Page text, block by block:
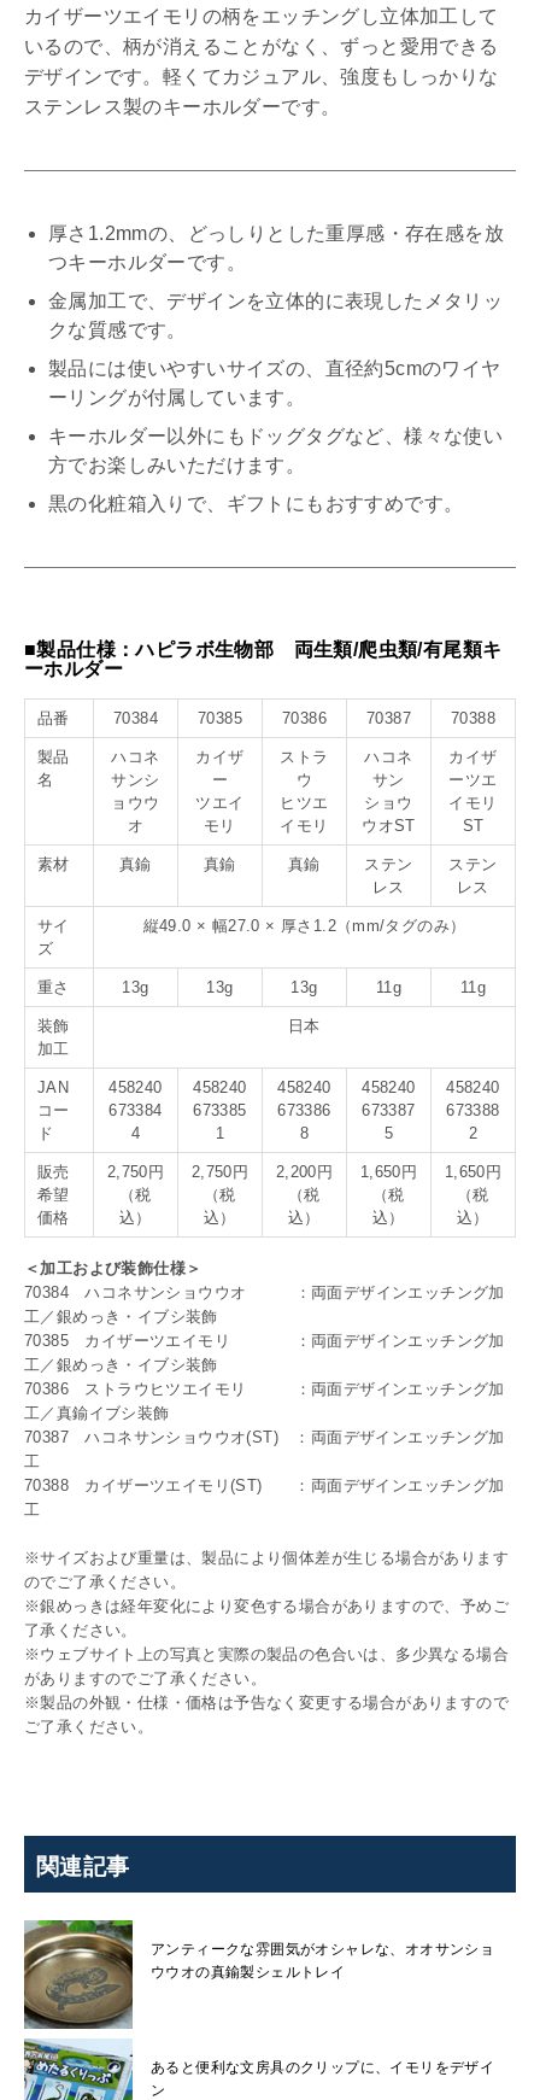
カイザーツエイモリの柄をエッチングし立体加工して
いるので、柄が消えることがなく、ずっと愛用できる
デザインです。軽くてカジュアル、強度もしっかりな
ステンレス製のキーホルダーです。
厚さ1.2mmの、どっしりとした重厚感・存在感を放
つキーホルダーです。
金属加工で、デザインを立体的に表現したメタリッ
クな質感です。
製品には使いやすいサイズの、直径約5cmのワイヤ
ーリングが付属しています。
キーホルダー以外にもドッグタグなど、様々な使い
方でお楽しみいただけます。
黒の化粧箱入りで、ギフトにもおすすめです。
■製品仕様：ハピラボ生物部 両生類/爬虫類/有尾類キ
ーホルダー
品番 70384 70385 70386 70387 70388
製品
名
ハコネ
サンシ
ョウウ
オ
カイザ
ー
ツエイ
モリ
ストラ
ウ
ヒツエ
イモリ
ハコネ
サン
ショウ
ウオST
カイザ
ーツエ
イモリ
ST
素材 真鍮 真鍮 真鍮
ステン
レス
ステン
レス
サイ
ズ
縦49.0 × 幅27.0 × 厚さ1.2（mm/タグのみ）
重さ 13g 13g 13g 11g 11g
装飾
加工
日本
JAN
コー
ド
458240
673384
4
458240
673385
1
458240
673386
8
458240
673387
5
458240
673388
2
販売
希望
価格
2,750円
（税
込）
2,750円
（税
込）
2,200円
（税
込）
1,650円
（税
込）
1,650円
（税
込）
＜加工および装飾仕様＞
70384 ハコネサンショウウオ ：両面デザインエッチング加
工／銀めっき・イブシ装飾
70385 カイザーツエイモリ ：両面デザインエッチング加
工／銀めっき・イブシ装飾
70386 ストラウヒツエイモリ ：両面デザインエッチング加
工／真鍮イブシ装飾
70387 ハコネサンショウウオ(ST) ：両面デザインエッチング加
工
70388 カイザーツエイモリ(ST) ：両面デザインエッチング加
工
※サイズおよび重量は、製品により個体差が生じる場合があります
のでご了承ください。
※銀めっきは経年変化により変色する場合がありますので、予めご
了承ください。
※ウェブサイト上の写真と実際の製品の色合いは、多少異なる場合
がありますのでご了承ください。
※製品の外観・仕様・価格は予告なく変更する場合がありますので
ご了承ください。
関連記事
アンティークな雰囲気がオシャレな、オオサンショ
ウウオの真鍮製シェルトレイ
あると便利な文房具のクリップに、イモリをデザイ
ン